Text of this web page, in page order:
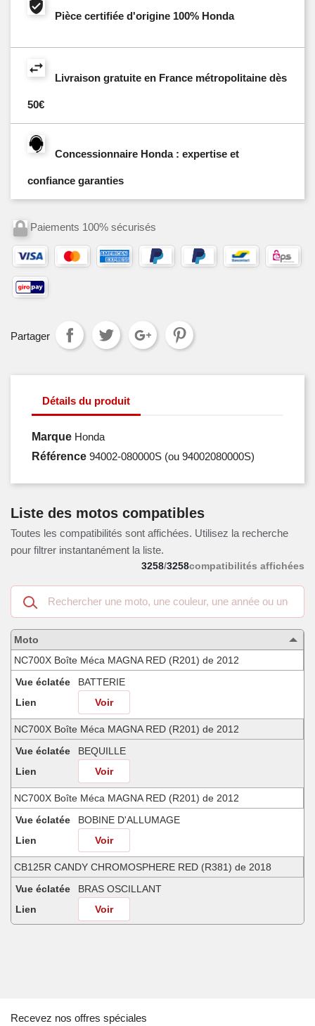
Pièce certifiée d'origine 100% Honda
Livraison gratuite en France métropolitaine dès
50€
Concessionnaire Honda : expertise et
confiance garanties
Paiements 100% sécurisés
Partager
Détails du produit
Marque Honda
Référence 94002-080000S (ou 94002080000S)
Liste des motos compatibles
Toutes les compatibilités sont affichées. Utilisez la recherche
pour filtrer instantanément la liste.
3258/3258compatibilités affichées
Recherche
dans
les
motos
compatibles
Moto
NC700X Boîte Méca MAGNA RED (R201) de 2012
Vue éclatée
BATTERIE
Lien
Voir
NC700X Boîte Méca MAGNA RED (R201) de 2012
Vue éclatée
BEQUILLE
Lien
Voir
NC700X Boîte Méca MAGNA RED (R201) de 2012
Vue éclatée
BOBINE D'ALLUMAGE
Lien
Voir
CB125R CANDY CHROMOSPHERE RED (R381) de 2018
Vue éclatée
BRAS OSCILLANT
Lien
Voir
Recevez nos offres spéciales